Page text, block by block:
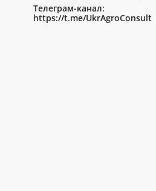
Телеграм-канал:
https://t.me/UkrAgroConsult